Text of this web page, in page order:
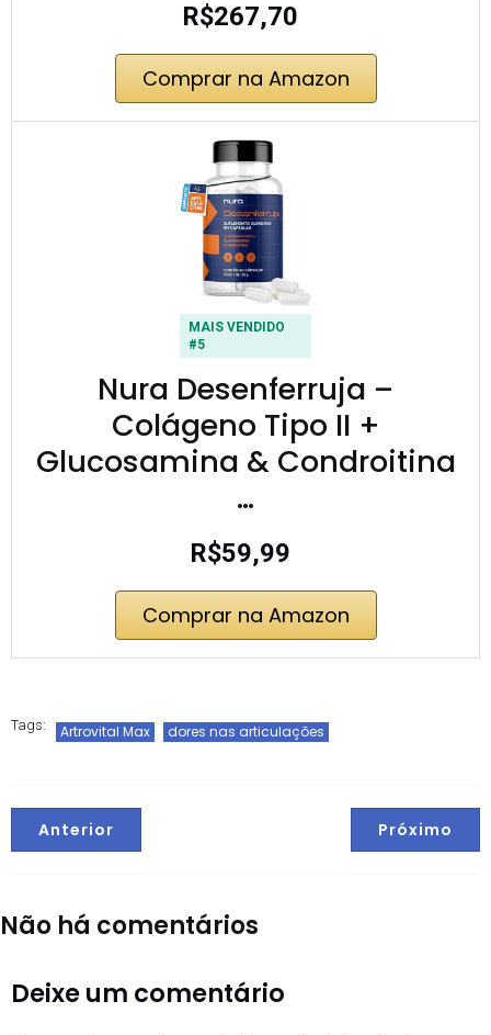
R$267,70
Comprar na Amazon
MAIS VENDIDO
#5
Nura Desenferruja –
Colágeno Tipo II +
Glucosamina & Condroitina
…
R$59,99
Comprar na Amazon
Tags: Artrovital Max dores nas articulações
Anterior Próximo
Não há comentários
Deixe um comentário